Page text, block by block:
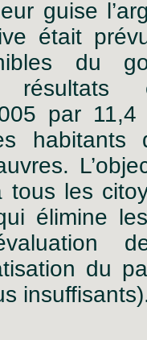
guise
était
du
par
habitants
les
élimine
du